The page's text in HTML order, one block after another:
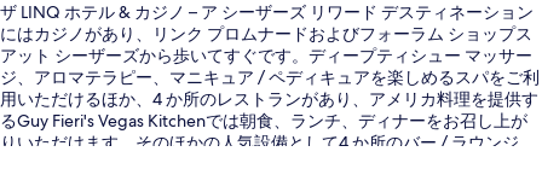
ザ LINQ ホテル & カジノ – ア シーザーズ リワード デスティネーション
にはカジノがあり、リンク プロムナードおよびフォーラム ショップス
アット シーザーズから歩いてすぐです。ディープティシュー マッサー
ジ、アロマテラピー、マニキュア / ペディキュアを楽しめるスパをご利
用いただけるほか、4 か所のレストランがあり、アメリカ料理を提供す
るGuy Fieri's Vegas Kitchenでは朝食、ランチ、ディナーをお召し上が
りいただけます。そのほかの人気設備として4 か所のバー / ラウンジ、